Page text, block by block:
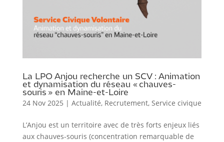
La LPO Anjou recherche un SCV : Animation
et dynamisation du réseau « chauves-
souris » en Maine-et-Loire
24 Nov 2025 | Actualité, Recrutement, Service civique
L’Anjou est un territoire avec de très forts enjeux liés
aux chauves-souris (concentration remarquable de